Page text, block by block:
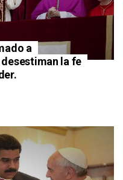
a
la fe